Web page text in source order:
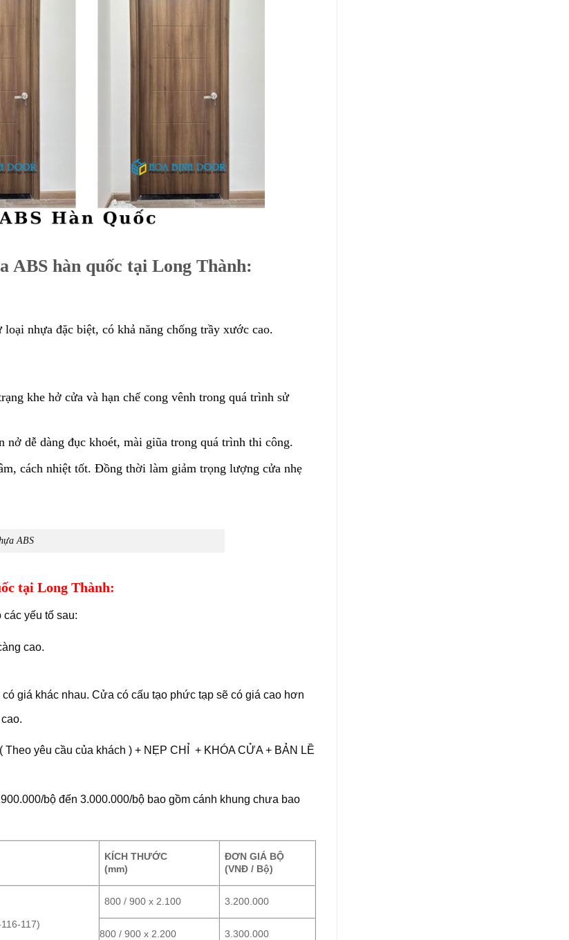
ABS hàn quốc tại Long Thành:
nhựa đặc biệt, có khả năng chống trầy xước cao.
khe hở cửa và hạn chế cong vênh trong quá trình sử
dễ dàng đục khoét, mài giũa trong quá trình thi công.
cách nhiệt tốt. Đồng thời làm giảm trọng lượng cửa nhẹ
ABS
tại Long Thành:
yếu tố sau:
cao.
giá khác nhau. Cửa có cấu tạo phức tạp sẽ có giá cao hơn
Theo yêu cầu của khách ) + NẸP CHỈ + KHÓA CỬA + BẢN LỀ
bộ đến 3.000.000/bộ bao gồm cánh khung chưa bao
KÍCH THƯỚC
(mm)
ĐƠN GIÁ BỘ
(VNĐ / Bộ)
117)
800 / 900 x 2.100 3.200.000
800 / 900 x 2.200 3.300.000